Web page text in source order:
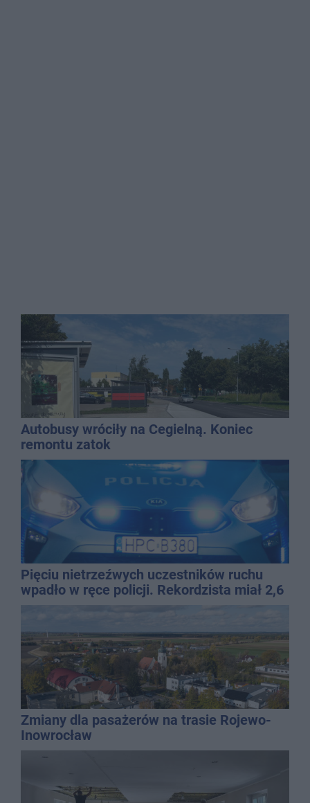
Autobusy wróciły na Cegielną. Koniec
remontu zatok
Pięciu nietrzeźwych uczestników ruchu
wpadło w ręce policji. Rekordzista miał 2,6
promila
Zmiany dla pasażerów na trasie Rojewo-
Inowrocław